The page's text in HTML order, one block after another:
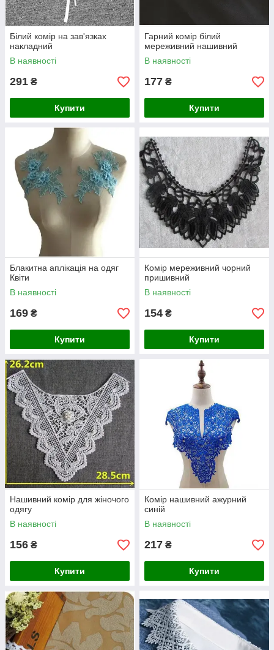
Білий комір на зав'язках
накладний
В наявності
291 ₴
Купити
Гарний комір білий
мереживний нашивний
В наявності
177 ₴
Купити
Блакитна аплікація на одяг
Квіти
В наявності
169 ₴
Купити
Комір мереживний чорний
пришивний
В наявності
154 ₴
Купити
Нашивний комір для жіночого
одягу
В наявності
156 ₴
Купити
Комір нашивний ажурний
синій
В наявності
217 ₴
Купити